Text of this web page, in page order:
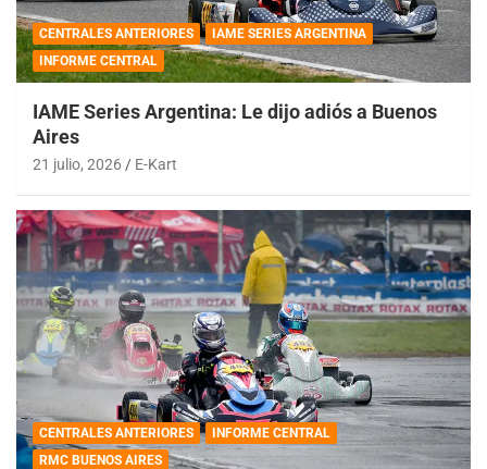
CENTRALES ANTERIORES
IAME SERIES ARGENTINA
INFORME CENTRAL
IAME Series Argentina: Le dijo adiós a Buenos
Aires
21 julio, 2026 E-Kart
CENTRALES ANTERIORES
INFORME CENTRAL
RMC BUENOS AIRES